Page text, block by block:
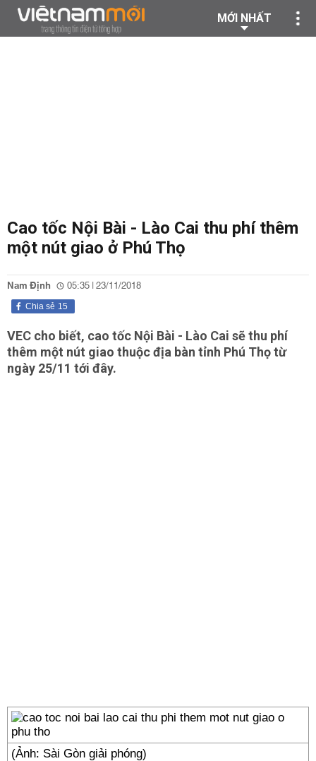
MỚI NHẤT
Cao tốc Nội Bài - Lào Cai thu phí thêm
một nút giao ở Phú Thọ
Nam Định 05:35 | 23/11/2018
15
Chia sẻ
VEC cho biết, cao tốc Nội Bài - Lào Cai sẽ thu phí
thêm một nút giao thuộc địa bàn tỉnh Phú Thọ từ
ngày 25/11 tới đây.
(Ảnh: Sài Gòn giải phóng)